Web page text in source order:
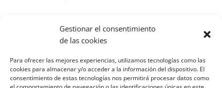
Gestionar el consentimiento
de las cookies
Para ofrecer las mejores experiencias, utilizamos tecnologías como las
cookies para almacenar y/o acceder a la información del dispositivo. El
consentimiento de estas tecnologías nos permitirá procesar datos como
2024(112)
2023(107)